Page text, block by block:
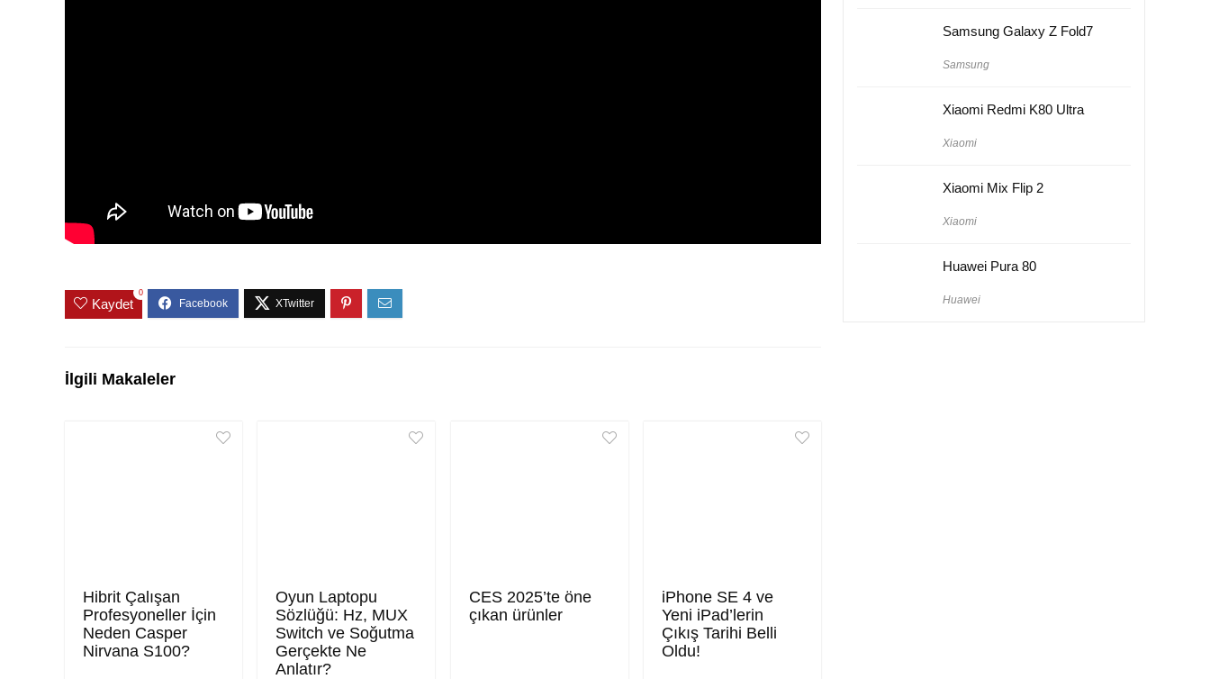
Kaydet
0
İlgili Makaleler
Hibrit Çalışan
Profesyoneller İçin
Neden Casper
Nirvana S100?
Oyun Laptopu
Sözlüğü: Hz, MUX
Switch ve Soğutma
Gerçekte Ne
Anlatır?
CES 2025’te öne
çıkan ürünler
iPhone SE 4 ve
Yeni iPad’lerin
Çıkış Tarihi Belli
Oldu!
Samsung Galaxy Z Fold7
Samsung
Xiaomi Redmi K80 Ultra
Xiaomi
Xiaomi Mix Flip 2
Xiaomi
Huawei Pura 80
Huawei